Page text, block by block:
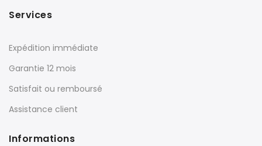
Services
Expédition immédiate
Garantie 12 mois
Satisfait ou remboursé
Assistance client
Informations